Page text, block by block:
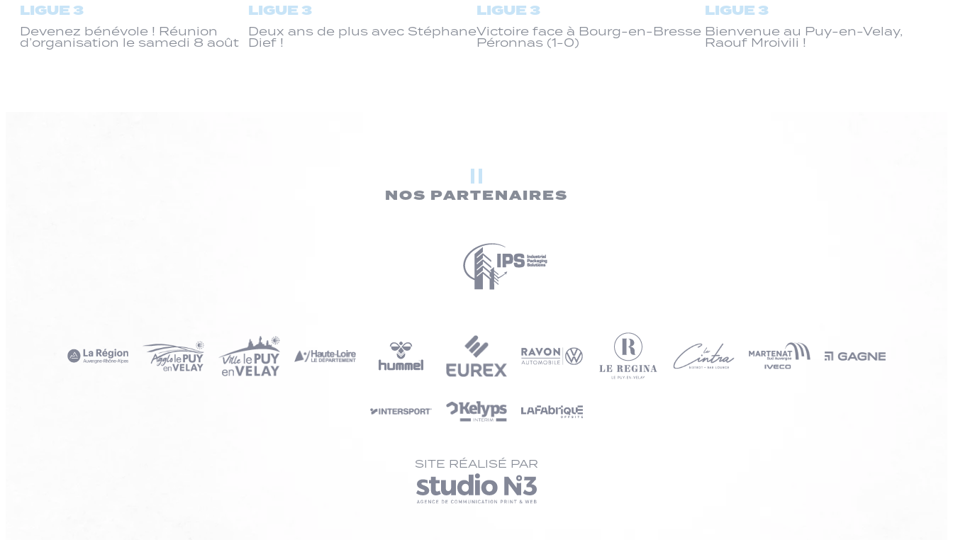
LIGUE 3
Devenez bénévole ! Réunion
d’organisation le samedi 8 août
LIGUE 3
Deux ans de plus avec Stéphane
Dief !
LIGUE 3
Victoire face à Bourg-en-Bresse
Péronnas (1-0)
LIGUE 3
Bienvenue au Puy-en-Velay,
Raouf Mroivili !
NOS PARTENAIRES
SITE RÉALISÉ PAR